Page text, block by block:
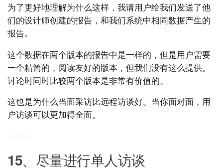
为了更好地理解为什么这样，我请用户给我们发送了他
们的设计师创建的报告，和我们系统中相同数据产生的
报告。
这个数据在两个版本的报告中是一样的，但是用户需要
一个精简的，阅读友好的版本，但我们没有这么提供。
讨论时同时比较两个版本是非常有价值的。
这也是为什么当面采访比远程访谈好。当你面对面，用
户访谈可以更加得全面。
15、尽量进行单人访谈